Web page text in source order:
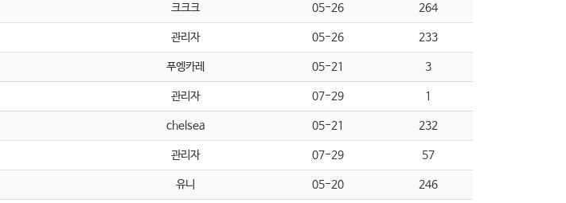
크크크 05-26 264
관리자 05-26 233
푸엥카레 05-21 3
관리자 07-29 1
chelsea 05-21 232
관리자 07-29 57
유니 05-20 246